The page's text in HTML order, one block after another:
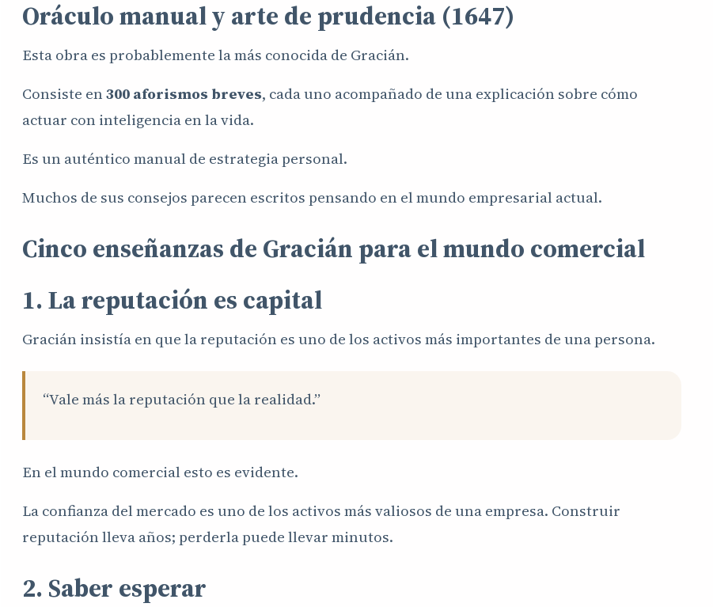
Oráculo manual y arte de prudencia (1647)
Esta obra es probablemente la más conocida de Gracián.
Consiste en 300 aforismos breves, cada uno acompañado de una explicación sobre cómo
actuar con inteligencia en la vida.
Es un auténtico manual de estrategia personal.
Muchos de sus consejos parecen escritos pensando en el mundo empresarial actual.
Cinco enseñanzas de Gracián para el mundo comercial
1. La reputación es capital
Gracián insistía en que la reputación es uno de los activos más importantes de una persona.
“Vale más la reputación que la realidad.”
En el mundo comercial esto es evidente.
La confianza del mercado es uno de los activos más valiosos de una empresa. Construir
reputación lleva años; perderla puede llevar minutos.
2. Saber esperar